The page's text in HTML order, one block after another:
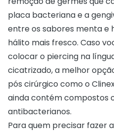
placa bacteriana e a
entre os sabores menta e
hálito mais fresco. Caso
colocar o piercing na
cicatrizado, a melhor
pós cirúrgico como o
ainda contém compostos
antibacterianos.
Para quem precisar fazer